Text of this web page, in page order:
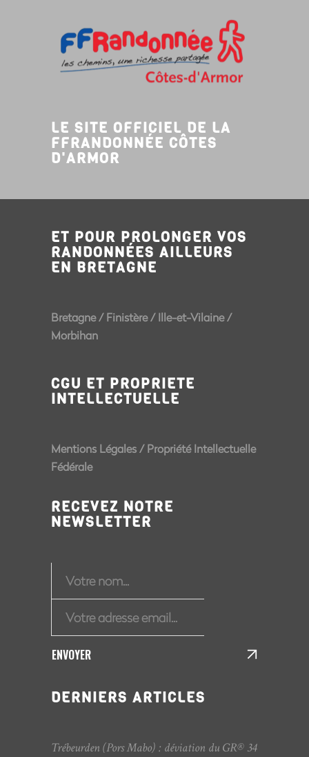
LE SITE OFFICIEL DE LA
FFRANDONNÉE CÔTES
D'ARMOR
ET POUR PROLONGER VOS
RANDONNÉES AILLEURS
EN BRETAGNE
Bretagne/Finistère/Ille-et-Vilaine/
Morbihan
CGU ET PROPRIETE
INTELLECTUELLE
Mentions Légales/Propriété Intellectuelle
Fédérale
RECEVEZ NOTRE
NEWSLETTER
ENVOYER
DERNIERS ARTICLES
Trébeurden (Pors Mabo) : déviation du GR® 34